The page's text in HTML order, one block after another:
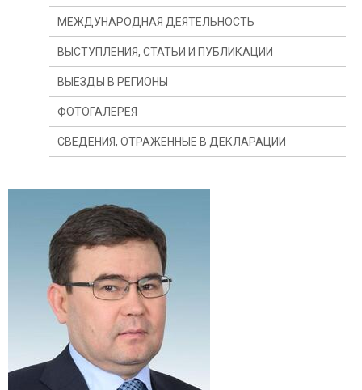
МЕЖДУНАРОДНАЯ ДЕЯТЕЛЬНОСТЬ
ВЫСТУПЛЕНИЯ, СТАТЬИ И ПУБЛИКАЦИИ
ВЫЕЗДЫ В РЕГИОНЫ
ФОТОГАЛЕРЕЯ
СВЕДЕНИЯ, ОТРАЖЕННЫЕ В ДЕКЛАРАЦИИ